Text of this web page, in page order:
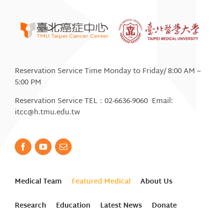
Reservation Service Time Monday to Friday/ 8:00 AM ~
5:00 PM
Reservation Service TEL：02-6636-9060 Email:
itcc@h.tmu.edu.tw
Medical Team Featured Medical
About Us
Research
Education Latest News Donate